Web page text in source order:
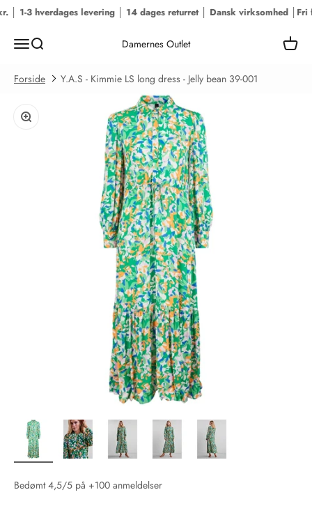
Spring til indhold
1-3 hverdages levering │ 14 dages returret │ Dansk virksomhed │Fri
MenuSøg Damernes Outlet Kurv
Forside Y.A.S - Kimmie LS long dress - Jelly bean 39-001
Zoom
Bedømt 4,5/5 på +100 anmeldelser